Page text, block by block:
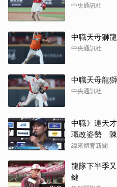
中央通訊社
中職天母獅
中央通訊社
中職天母龍
中央通訊社
中職》連天
職改姿勢 陳
折
緯來體育新聞
龍隊下半季
鍵